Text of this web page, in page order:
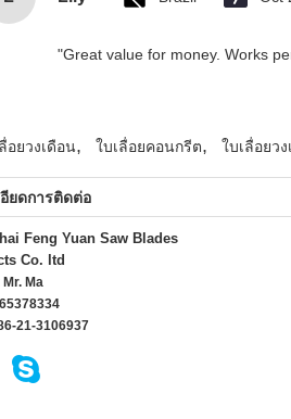
"Great value for money. Works
อยวงเดือน, ใบเลื่อยคอนกรีต, ใบเลื่อยว
ยดการติดต่อ
Feng Yuan Saw Blades
Co. ltd
Mr. Ma
21-3106937